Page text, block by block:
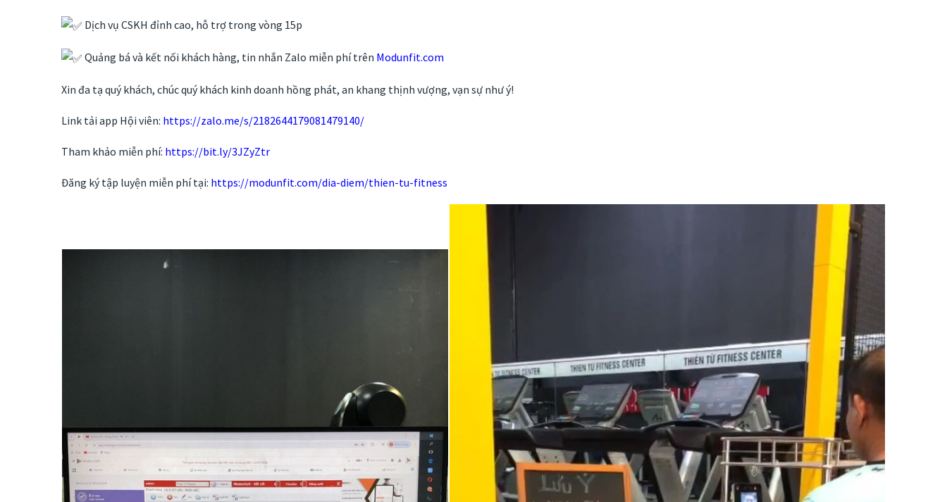
Dịch vụ CSKH đỉnh cao, hỗ trợ trong vòng 15p
Quảng bá và kết nối khách hàng, tin nhắn Zalo miễn phí trên Modunfit.com
Xin đa tạ quý khách, chúc quý khách kinh doanh hồng phát, an khang thịnh vượng, vạn sự như ý!
Link tải app Hội viên: https://zalo.me/s/2182644179081479140/
Tham khảo miễn phí: https://bit.ly/3JZyZtr
Đăng ký tập luyện miễn phí tại: https://modunfit.com/dia-diem/thien-tu-fitness